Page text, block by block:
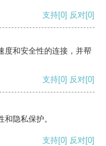
支持[0] 反对[0]
度和安全性的连接，并帮
支持[0] 反对[0]
隐私保护。
支持[0] 反对[0]